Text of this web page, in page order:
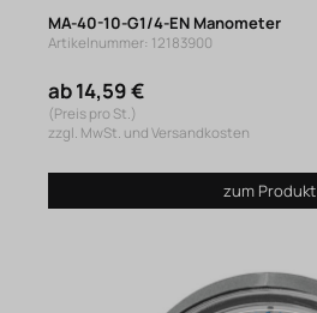
MA-40-10-G1/4-EN Manometer
Artikelnummer: 12183900
ab 14,59 €
(Preis pro St.)
zzgl. MwSt. und Versandkosten
zum Produkt